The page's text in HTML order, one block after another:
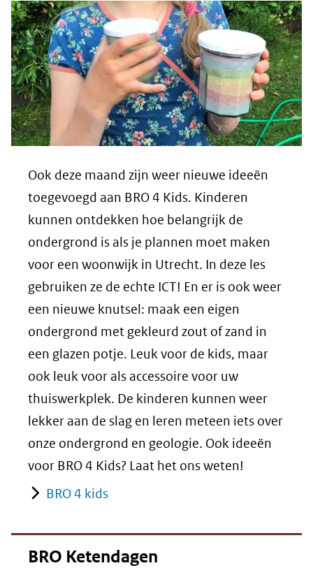
Ook deze maand zijn weer nieuwe ideeën
toegevoegd aan BRO 4 Kids. Kinderen
kunnen ontdekken hoe belangrijk de
ondergrond is als je plannen moet maken
voor een woonwijk in Utrecht. In deze les
gebruiken ze de echte ICT! En er is ook weer
een nieuwe knutsel: maak een eigen
ondergrond met gekleurd zout of zand in
een glazen potje. Leuk voor de kids, maar
ook leuk voor als accessoire voor uw
thuiswerkplek. De kinderen kunnen weer
lekker aan de slag en leren meteen iets over
onze ondergrond en geologie. Ook ideeën
voor BRO 4 Kids? Laat het ons weten!
BRO 4 kids
BRO Ketendagen